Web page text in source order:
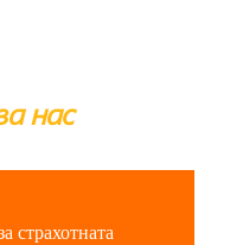
нас
страхотната